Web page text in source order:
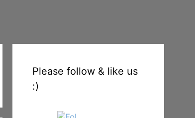
Please follow & like us
:)